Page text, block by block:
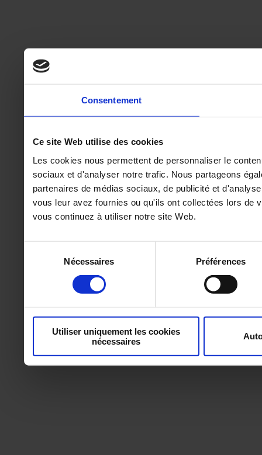
Consentement
Ce site Web utilise des cookies
Les cookies nous permettent de personnaliser le
sociaux et d'analyser notre trafic. Nous partageons
partenaires de médias sociaux, de publicité et
vous leur avez fournies ou qu'ils ont collectées lors de
vous continuez à utiliser notre site Web.
consentement
Nécessaires Préférences
Utiliser uniquement les cookies
nécessaires